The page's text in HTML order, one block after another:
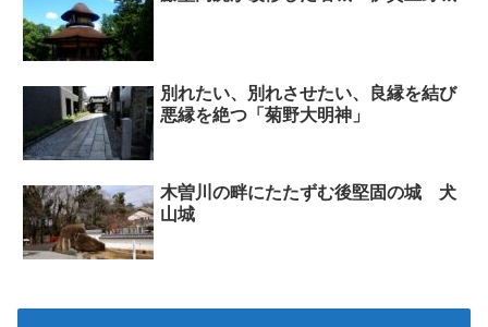
別れたい、別れさせたい、良縁を結び
悪縁を絶つ「菊野大明神」
木曽川の畔にたたずむ後堅固の城 犬
山城